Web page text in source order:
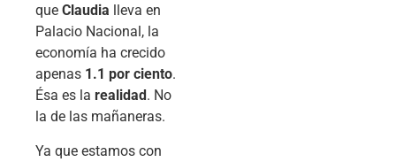
que Claudia lleva en
Palacio Nacional, la
economía ha crecido
apenas 1.1 por ciento.
Ésa es la realidad. No
la de las mañaneras.
Ya que estamos con